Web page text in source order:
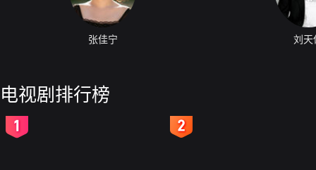
张佳宁 刘天
电视剧排行榜